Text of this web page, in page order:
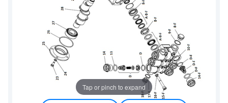
Tap or pinch to expand